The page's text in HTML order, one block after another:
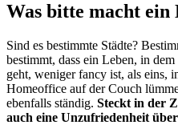
Was bitte macht ein
Sind es bestimmte Städte?
bestimmt, dass ein Leben, in
geht, weniger fancy ist, als eins,
Homeoffice auf der Couch
ebenfalls ständig. Steckt in der
auch eine Unzufriedenheit